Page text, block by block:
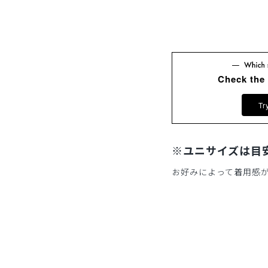
Check
※ユニサイズは目
お好みによって着用感